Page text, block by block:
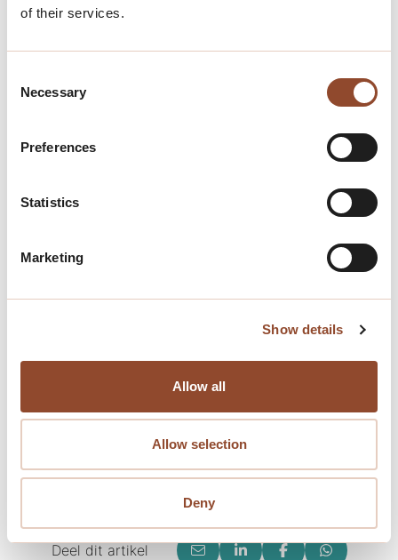
of their services.
Selection
Necessary
Preferences
Statistics
Marketing
Show details
Allow all
Allow selection
Deny
Geïnteresseerd? Neem dan gerust en
contactgegevensformulier op de onze
https://www.objectiefvgm.nl/contact-
page
Deel dit artikel